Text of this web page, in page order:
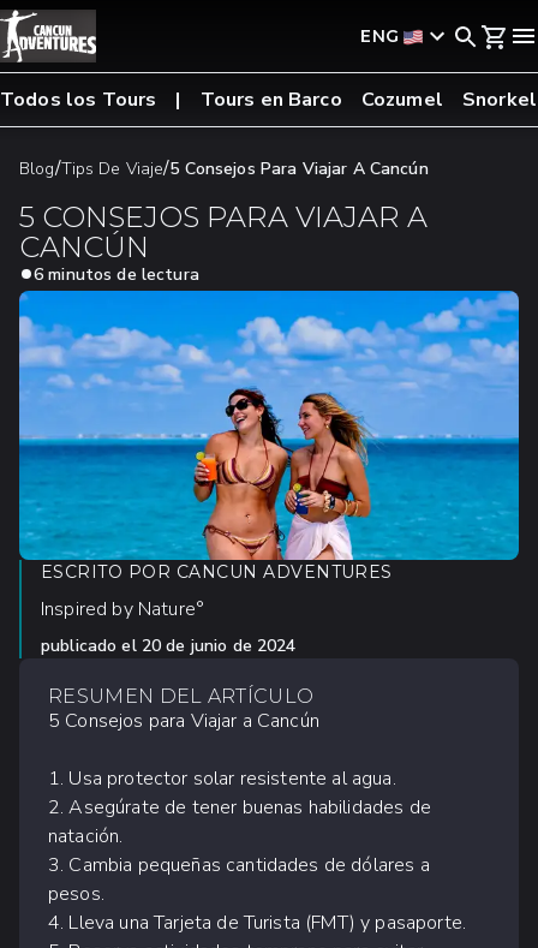
ENG
Todos los Tours Tours en Barco Cozumel
Blog/Tips De Viaje/5 Consejos Para Viajar A Cancún
5 CONSEJOS PARA VIAJAR A
CANCÚN
6 minutos de lectura
ESCRITO POR CANCUN ADVENTURES
Inspired by Nature°
publicado el 20 de junio de 2024
RESUMEN DEL ARTÍCULO
5 Consejos para Viajar a Cancún
1. Usa protector solar resistente al agua.
2. Asegúrate de tener buenas habilidades de
natación.
3. Cambia pequeñas cantidades de dólares a
pesos.
4. Lleva una Tarjeta de Turista (FMT) y pasaporte.